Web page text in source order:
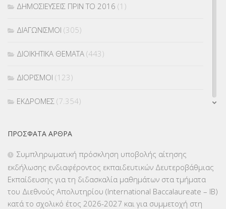
ΔΗΜΟΣΙΕΥΣΕΙΣ ΠΡΙΝ ΤΟ 2016 (1)
ΔΙΑΓΩΝΙΣΜΟΙ (305)
ΔΙΟΙΚΗΤΙΚΑ ΘΕΜΑΤΑ (443)
ΔΙΟΡΙΣΜΟΙ (123)
ΕΚΔΡΟΜΕΣ (7.354)
ΕΠΙΜΟΡΦΩΣΗ Τ.Π.Ε.(10)
ΕΥΡΩΠΑΪΚΑ ΠΡΟΓΡΑΜΜΑΤΑ(230)
ΠΡΌΣΦΑΤΑ ΆΡΘΡΑ
Συμπληρωματική πρόσκληση υποβολής αίτησης
εκδήλωσης ενδιαφέροντος εκπαιδευτικών Δευτεροβάθμιας
Εκπαίδευσης για τη διδασκαλία μαθημάτων στα τμήματα
του Διεθνούς Απολυτηρίου (International Baccalaureate – IB)
κατά το σχολικό έτος 2026-2027 και για συμμετοχή στη